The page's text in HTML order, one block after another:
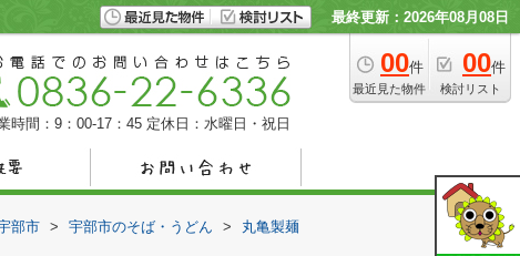
最終更新：2026年08月08日
00件
最近見た物件
00件
検討リスト
時間：9：00-17：45 定休日：水曜日・祝日
部市 > 宇部市のそば・うどん >
丸亀製麺